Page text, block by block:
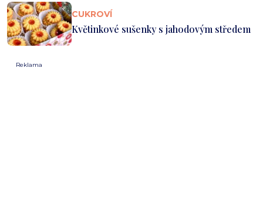
CUKROVÍ
Květinkové sušenky s jahodovým středem
Reklama